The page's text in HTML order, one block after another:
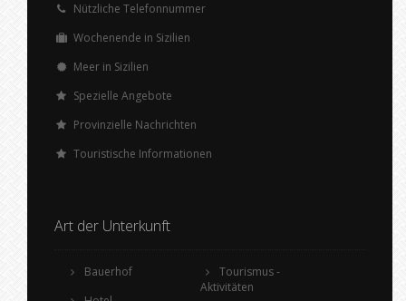
Nützliche Telefonnummer
Wochenende in Sizilien
Meer in Sizilien
Spezielle Angebote
Provinzielle Nachrichten
Touristische Informationen
Art der Unterkunft
Bauerhof
Tourismus -
Aktivitäten